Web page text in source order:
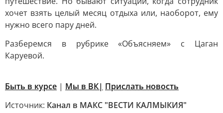
хочет взять целый месяц отдыха или, наоборот, ему
нужно всего пару дней.
Разберемся в рубрике «Объясняем» с Цаган
Каруевой.
Быть в курсе | Мы в ВК| Прислать новость
Источник: Канал в МАКС "ВЕСТИ КАЛМЫКИЯ"